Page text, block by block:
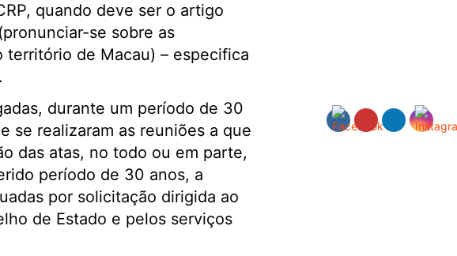
quando deve ser o artigo
se sobre as
de Macau) – especifica
durante um período de 30
se realizaram as reuniões a que
das atas, no todo ou em parte,
período de 30 anos, a
por solicitação dirigida ao
de Estado e pelos serviços